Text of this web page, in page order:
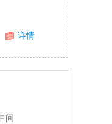
详情
间